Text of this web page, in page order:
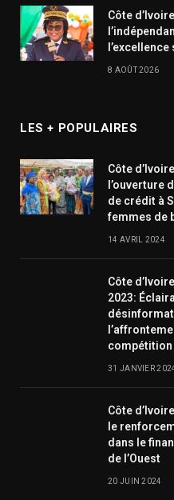
Côte
8 AOÛT 2026
LES + POPULAIRES
Côte
l’ouverture
de crédit à
femmes de
14 AVRIL 2024
Côte
2023:
compétition
31 JANVIER
Côte
le
dans le
de l’Ouest
20 JUIN 2024